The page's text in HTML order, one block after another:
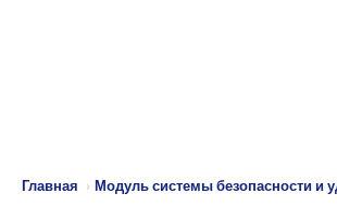
Главная › Модуль системы безопасности и